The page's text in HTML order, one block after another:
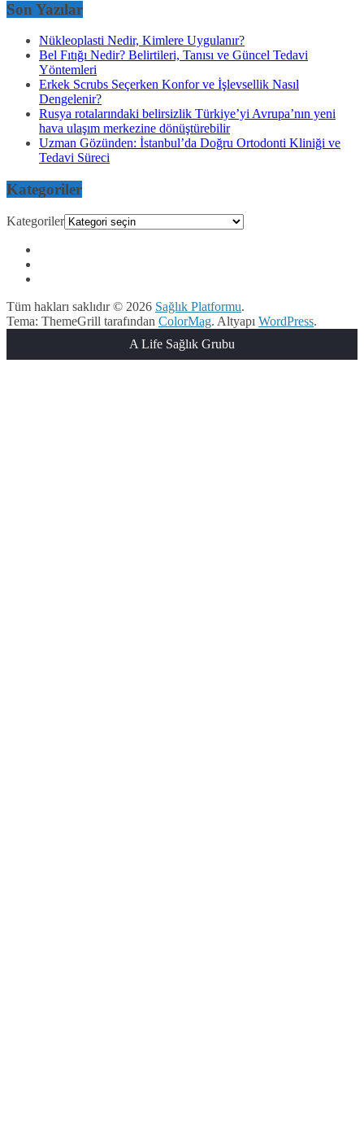
Son Yazılar
Nükleoplasti Nedir, Kimlere Uygulanır?
Bel Fıtığı Nedir? Belirtileri, Tanısı ve Güncel Tedavi
Yöntemleri
Erkek Scrubs Seçerken Konfor ve İşlevsellik Nasıl
Dengelenir?
Rusya rotalarındaki belirsizlik Türkiye’yi Avrupa’nın yeni
hava ulaşım merkezine dönüştürebilir
Uzman Gözünden: İstanbul’da Doğru Ortodonti Kliniği ve
Tedavi Süreci
Kategoriler
Kategoriler
Tüm hakları saklıdır © 2026 Sağlık Platformu.
Tema: ThemeGrill tarafından ColorMag. Altyapı WordPress.
A Life Sağlık Grubu